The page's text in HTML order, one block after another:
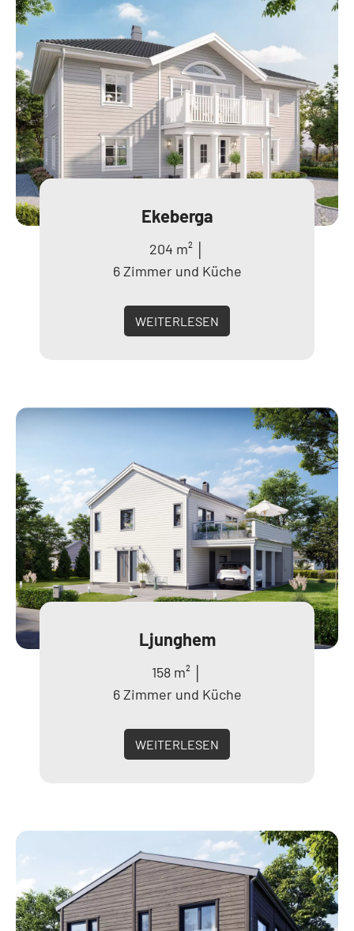
Ekeberga
204 m² │
6 Zimmer und Küche
WEITERLESEN
Ljunghem
158 m² │
6 Zimmer und Küche
WEITERLESEN